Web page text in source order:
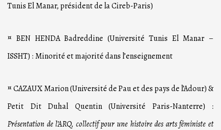
Tunis El Manar, président de la Cireb-Paris)
¤ BEN HENDA Badreddine (Université Tunis El Manar –
ISSHT) : Minorité et majorité dans l’enseignement
¤ CAZAUX Marion (Université de Pau et des pays de l’Adour) &
Petit Dit Duhal Quentin (Université Paris-Nanterre) :
Présentation de l’ARQ, collectif pour une histoire des arts féministe et